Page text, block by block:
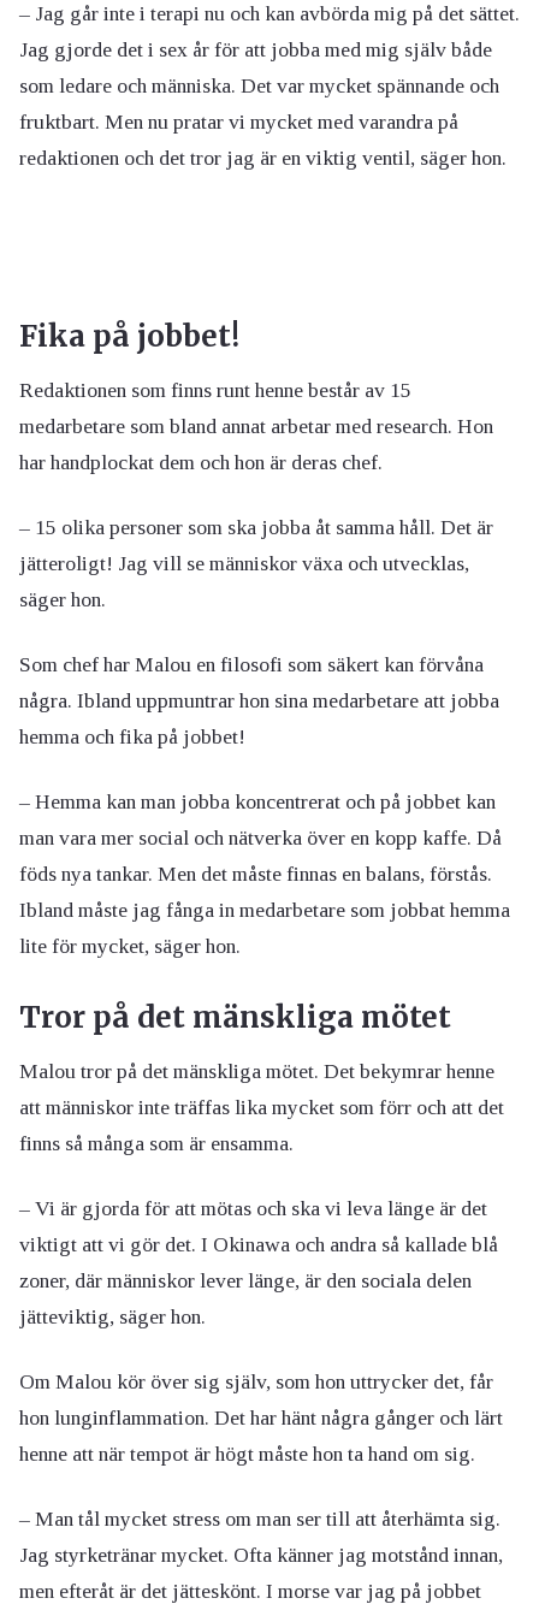
– Jag går inte i terapi nu och kan avbörda mig på det sättet.
Jag gjorde det i sex år för att jobba med mig själv både
som ledare och människa. Det var mycket spännande och
fruktbart. Men nu pratar vi mycket med varandra på
redaktionen och det tror jag är en viktig ventil, säger hon.
Fika på jobbet!
Redaktionen som finns runt henne består av 15
medarbetare som bland annat arbetar med research. Hon
har handplockat dem och hon är deras chef.
– 15 olika personer som ska jobba åt samma håll. Det är
jätteroligt! Jag vill se människor växa och utvecklas,
säger hon.
Som chef har Malou en filosofi som säkert kan förvåna
några. Ibland uppmuntrar hon sina medarbetare att jobba
hemma och fika på jobbet!
– Hemma kan man jobba koncentrerat och på jobbet kan
man vara mer social och nätverka över en kopp kaffe. Då
föds nya tankar. Men det måste finnas en balans, förstås.
Ibland måste jag fånga in medarbetare som jobbat hemma
lite för mycket, säger hon.
Tror på det mänskliga mötet
Malou tror på det mänskliga mötet. Det bekymrar henne
att människor inte träffas lika mycket som förr och att det
finns så många som är ensamma.
– Vi är gjorda för att mötas och ska vi leva länge är det
viktigt att vi gör det. I Okinawa och andra så kallade blå
zoner, där människor lever länge, är den sociala delen
jätteviktig, säger hon.
Om Malou kör över sig själv, som hon uttrycker det, får
hon lunginflammation. Det har hänt några gånger och lärt
henne att när tempot är högt måste hon ta hand om sig.
– Man tål mycket stress om man ser till att återhämta sig.
Jag styrketränar mycket. Ofta känner jag motstånd innan,
men efteråt är det jätteskönt. I morse var jag på jobbet